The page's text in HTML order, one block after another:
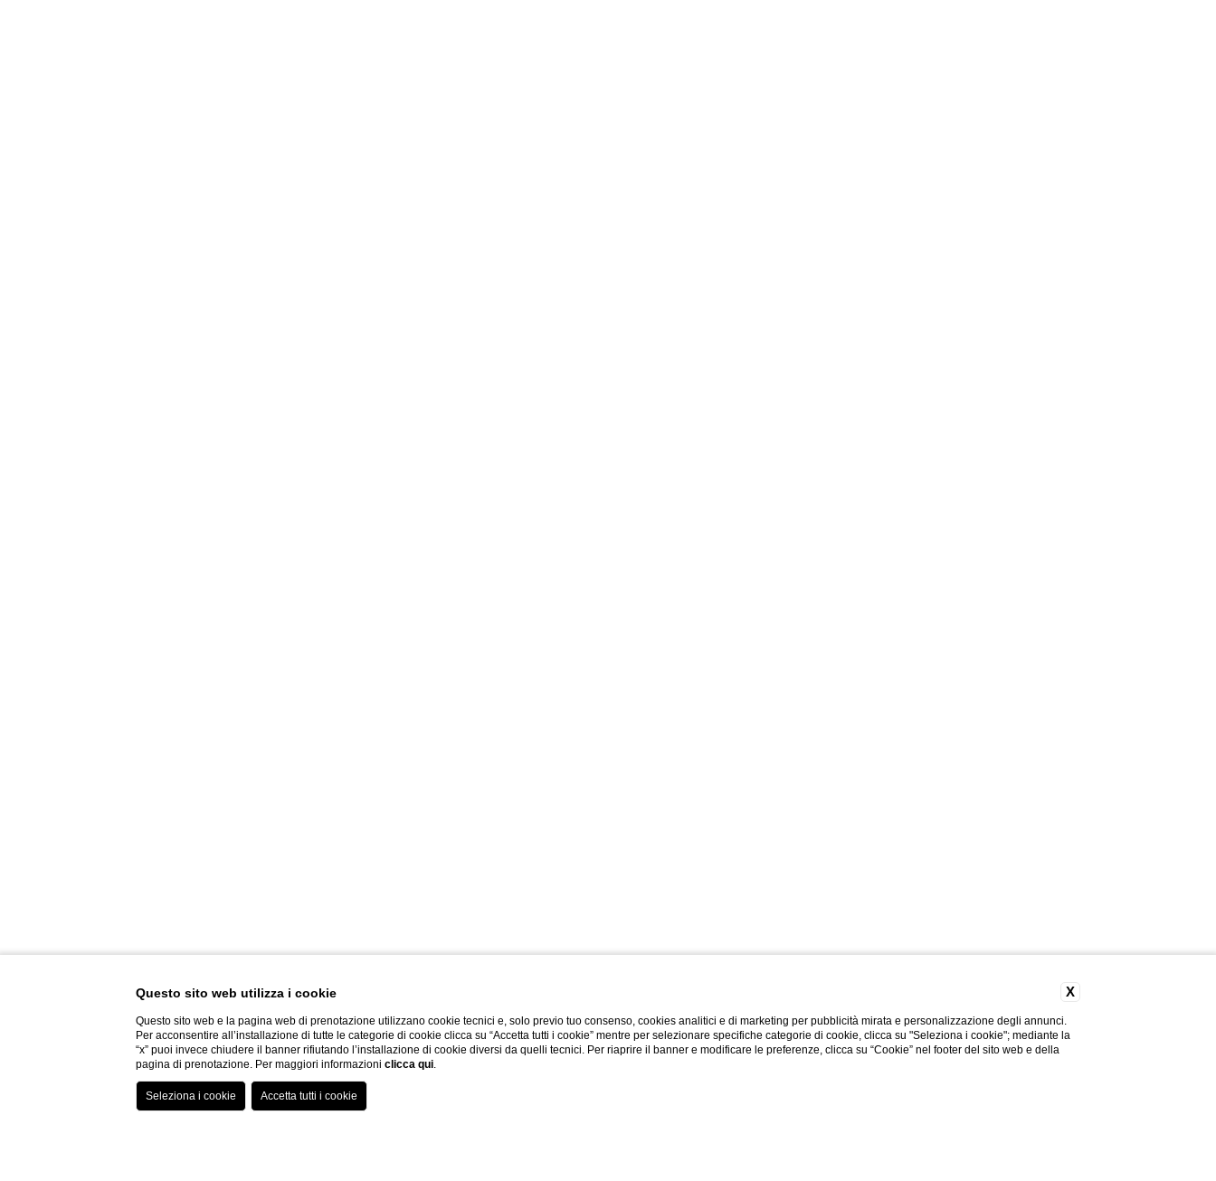
X
Questo sito web utilizza i cookie
Questo sito web e la pagina web di prenotazione utilizzano cookie tecnici e, solo previo tuo consenso, cookies analitici e di marketing per pubblicità mirata e personalizzazione degli annunci.
Per acconsentire all’installazione di tutte le categorie di cookie clicca su “Accetta tutti i cookie” mentre per selezionare specifiche categorie di cookie, clicca su "Seleziona i cookie"; mediante la
“x” puoi invece chiudere il banner rifiutando l’installazione di cookie diversi da quelli tecnici. Per riaprire il banner e modificare le preferenze, clicca su “Cookie” nel footer del sito web e della
pagina di prenotazione. Per maggiori informazioniclicca qui.